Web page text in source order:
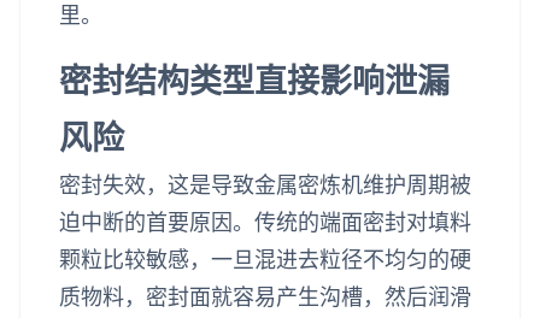
里。
密封结构类型直接影响泄漏
风险
密封失效，这是导致金属密炼机维护周期被
迫中断的首要原因。传统的端面密封对填料
颗粒比较敏感，一旦混进去粒径不均匀的硬
质物料，密封面就容易产生沟槽，然后润滑